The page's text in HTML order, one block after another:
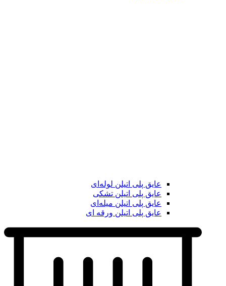
عایق پلی اتیلن لوله‌ای
عایق پلی اتیلن تشکی
عایق پلی اتیلن میله‌ای
عایق پلی اتیلن ورقه ای